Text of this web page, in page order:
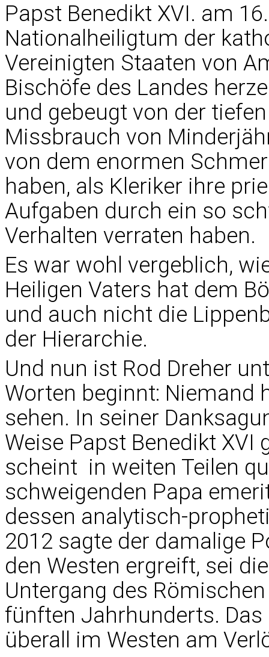
Papst Benedikt XVI. am
Nationalheiligtum der
Vereinigten Staaten von
Bischöfe des Landes
und gebeugt von der
Missbrauch von
von dem enormen
haben, als Kleriker ihre
Aufgaben durch ein so
Verhalten verraten haben.
Es war wohl vergeblich,
Heiligen Vaters hat dem
und auch nicht die
der Hierarchie.
Und nun ist Rod Dreher
Worten beginnt:
sehen. In seiner
Weise Papst Benedikt XVI
scheint  in weiten Teilen
schweigenden Papa
dessen analytisch-
2012 sagte der damalige
den Westen ergreift, sei
Untergang des
fünften Jahrhunderts.
überall im Westen am